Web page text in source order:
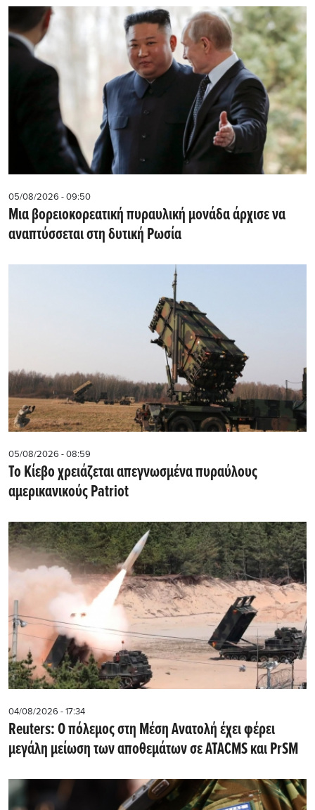
05/08/2026 - 09:50
Μια βορειοκορεατική πυραυλική μονάδα άρχισε να
αναπτύσσεται στη δυτική Ρωσία
05/08/2026 - 08:59
Το Κίεβο χρειάζεται απεγνωσμένα πυραύλους
αμερικανικούς Patriot
04/08/2026 - 17:34
Reuters: Ο πόλεμος στη Μέση Ανατολή έχει φέρει
μεγάλη μείωση των αποθεμάτων σε ATACMS και PrSM